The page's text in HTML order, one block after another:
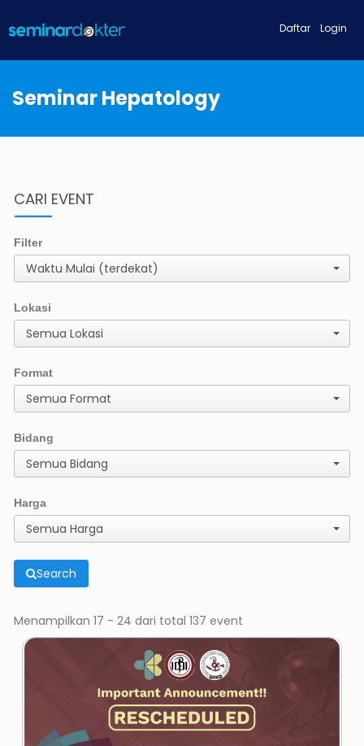
Login
Daftar
Seminar Hepatology
CARI EVENT
Filter
Waktu Mulai (terdekat)
Lokasi
Semua Lokasi
Format
Semua Format
Bidang
Semua Bidang
Harga
Semua Harga
Search
Menampilkan 17 - 24 dari total 137 event